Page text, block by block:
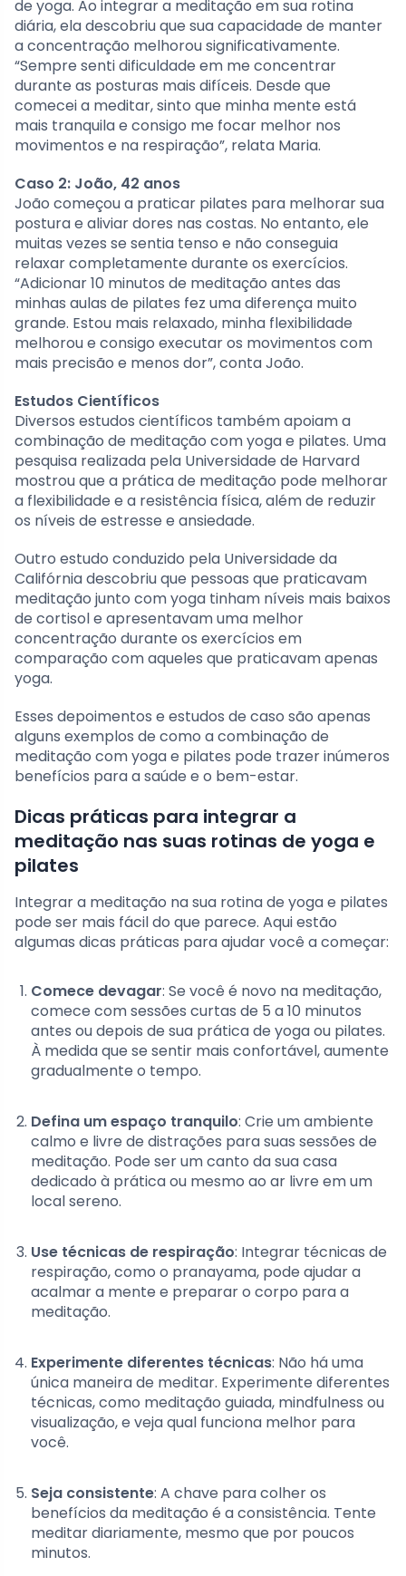
de yoga. Ao integrar a meditação em sua rotina
diária, ela descobriu que sua capacidade de manter
a concentração melhorou significativamente.
“Sempre senti dificuldade em me concentrar
durante as posturas mais difíceis. Desde que
comecei a meditar, sinto que minha mente está
mais tranquila e consigo me focar melhor nos
movimentos e na respiração”, relata Maria.
Caso 2: João, 42 anos
João começou a praticar pilates para melhorar sua
postura e aliviar dores nas costas. No entanto, ele
muitas vezes se sentia tenso e não conseguia
relaxar completamente durante os exercícios.
“Adicionar 10 minutos de meditação antes das
minhas aulas de pilates fez uma diferença muito
grande. Estou mais relaxado, minha flexibilidade
melhorou e consigo executar os movimentos com
mais precisão e menos dor”, conta João.
Estudos Científicos
Diversos estudos científicos também apoiam a
combinação de meditação com yoga e pilates. Uma
pesquisa realizada pela Universidade de Harvard
mostrou que a prática de meditação pode melhorar
a flexibilidade e a resistência física, além de reduzir
os níveis de estresse e ansiedade.
Outro estudo conduzido pela Universidade da
Califórnia descobriu que pessoas que praticavam
meditação junto com yoga tinham níveis mais baixos
de cortisol e apresentavam uma melhor
concentração durante os exercícios em
comparação com aqueles que praticavam apenas
yoga.
Esses depoimentos e estudos de caso são apenas
alguns exemplos de como a combinação de
meditação com yoga e pilates pode trazer inúmeros
benefícios para a saúde e o bem-estar.
Dicas práticas para integrar a
meditação nas suas rotinas de yoga e
pilates
Integrar a meditação na sua rotina de yoga e pilates
pode ser mais fácil do que parece. Aqui estão
algumas dicas práticas para ajudar você a começar:
Comece devagar: Se você é novo na meditação,
comece com sessões curtas de 5 a 10 minutos
antes ou depois de sua prática de yoga ou pilates.
À medida que se sentir mais confortável, aumente
gradualmente o tempo.
Defina um espaço tranquilo: Crie um ambiente
calmo e livre de distrações para suas sessões de
meditação. Pode ser um canto da sua casa
dedicado à prática ou mesmo ao ar livre em um
local sereno.
Use técnicas de respiração: Integrar técnicas de
respiração, como o pranayama, pode ajudar a
acalmar a mente e preparar o corpo para a
meditação.
Experimente diferentes técnicas: Não há uma
única maneira de meditar. Experimente diferentes
técnicas, como meditação guiada, mindfulness ou
visualização, e veja qual funciona melhor para
você.
Seja consistente: A chave para colher os
benefícios da meditação é a consistência. Tente
meditar diariamente, mesmo que por poucos
minutos.